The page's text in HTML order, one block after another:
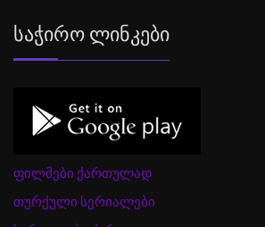
Საჭირო Ლინკები
ფილმები ქართულად
თურქული სერიალები